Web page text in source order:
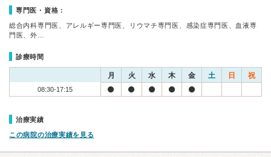
専門医・資格：
総合内科専門医、アレルギー専門医、リウマチ専門医、感染症専門医、血液専
門医、外…
診療時間
月 火 水 木 金 土 日 祝
08:30-17:15
治療実績
この病院の治療実績を見る